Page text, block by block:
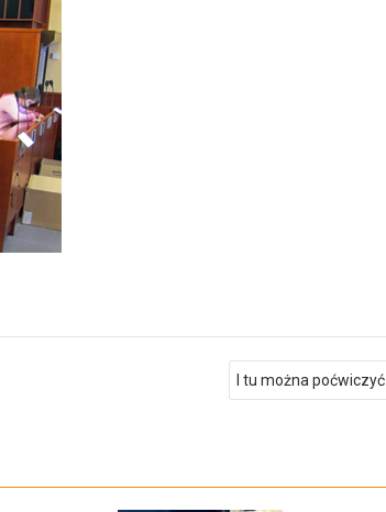
I tu można poćwiczyć